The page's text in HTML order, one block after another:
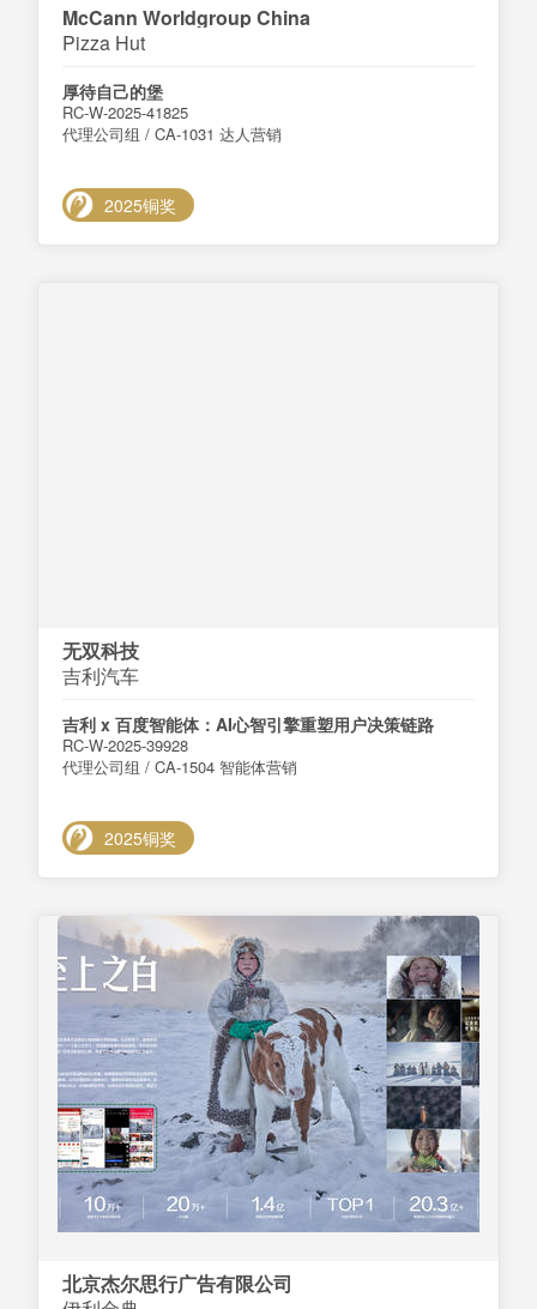
McCann Worldgroup China
Pizza Hut
厚待⾃⼰的堡
RC-W-2025-41825
代理公司组 / CA-1031 达人营销
2025铜奖
无双科技
吉利汽车
吉利 x 百度智能体：AI心智引擎重塑用户决策链路
RC-W-2025-39928
代理公司组 / CA-1504 智能体营销
2025铜奖
北京杰尔思行广告有限公司